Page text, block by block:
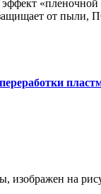
эффект «пленочной
защищает от пыли,
изображен на